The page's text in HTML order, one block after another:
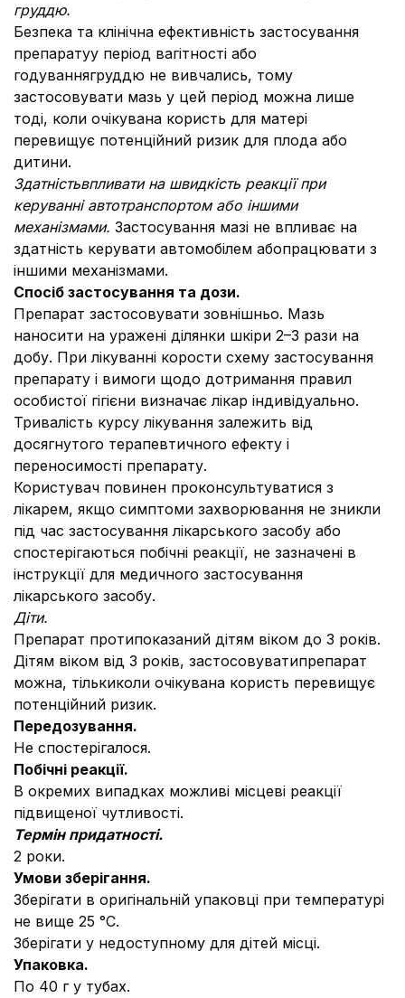
груддю.
Безпека та клінічна ефективність застосування
препаратуу період вагітності або
годуваннягруддю не вивчались, тому
застосовувати мазь у цей період можна лише
тоді, коли очікувана користь для матері
перевищує потенційний ризик для плода або
дитини.
Здатністьвпливати на швидкість реакції при
керуванні автотранспортом або іншими
механізмами. Застосування мазі не впливає на
здатність керувати автомобілем абопрацювати з
іншими механізмами.
Спосіб застосування та дози.
Препарат застосовувати зовнішньо. Мазь
наносити на уражені ділянки шкіри 2–3 рази на
добу. При лікуванні корости схему застосування
препарату і вимоги щодо дотримання правил
особистої гігієни визначає лікар індивідуально.
Тривалість курсу лікування залежить від
досягнутого терапевтичного ефекту і
переносимості препарату.
Користувач повинен проконсультуватися з
лікарем, якщо симптоми захворювання не зникли
під час застосування лікарського засобу або
спостерігаються побічні реакції, не зазначені в
інструкції для медичного застосування
лікарського засобу.
Діти.
Препарат протипоказаний дітям віком до 3 років.
Дітям віком від 3 років, застосовуватипрепарат
можна, тількиколи очікувана користь перевищує
потенційний ризик.
Передозування.
Не спостерігалося.
Побічні реакції.
В окремих випадках можливі місцеві реакції
підвищеної чутливості.
Термін придатності.
2 роки.
Умови зберігання.
Зберігати в оригінальній упаковці при температурі
не вище 25 °С.
Зберігати у недоступному для дітей місці.
Упаковка.
По 40 г у тубах.